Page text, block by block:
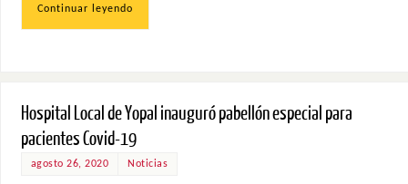
Continuar leyendo
Hospital Local de Yopal inauguró pabellón especial para
pacientes Covid-19
agosto 26, 2020 Noticias